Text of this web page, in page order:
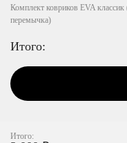
Комплект ковриков EVA классик
перемычка)
Итого:
Итого: